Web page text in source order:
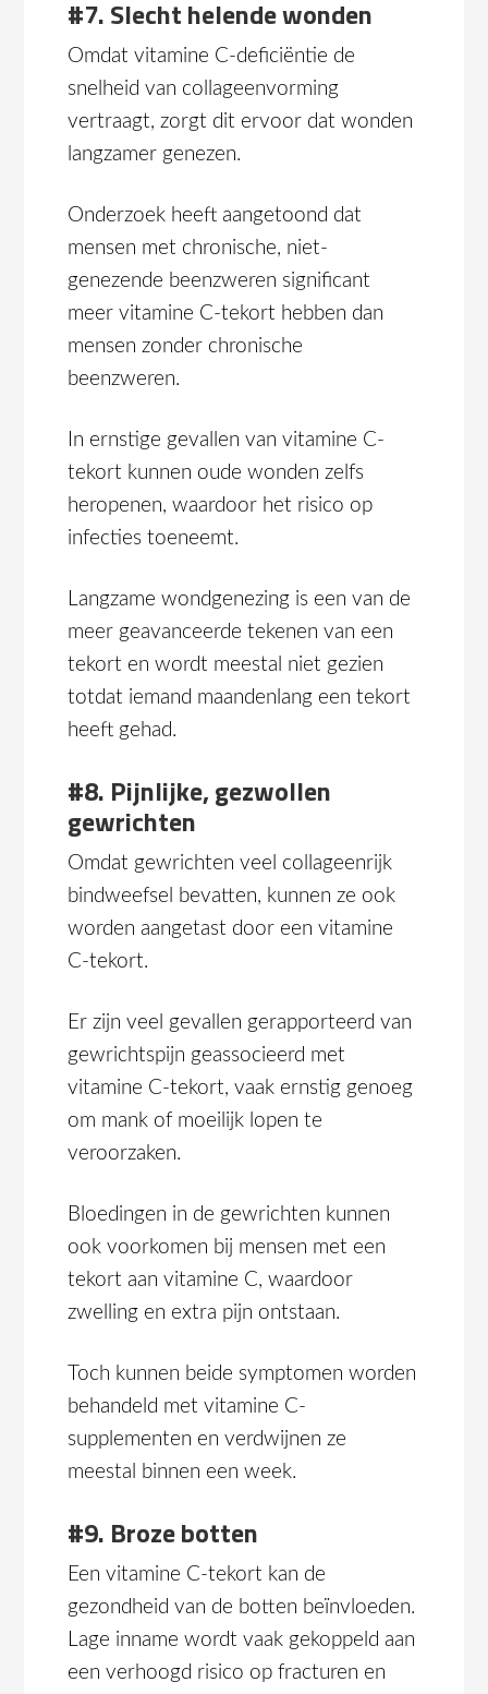
#7. Slecht helende wonden
Omdat vitamine C-deficiëntie de
snelheid van collageenvorming
vertraagt, zorgt dit ervoor dat wonden
langzamer genezen.
Onderzoek heeft aangetoond dat
mensen met chronische, niet-
genezende beenzweren significant
meer vitamine C-tekort hebben dan
mensen zonder chronische
beenzweren.
In ernstige gevallen van vitamine C-
tekort kunnen oude wonden zelfs
heropenen, waardoor het risico op
infecties toeneemt.
Langzame wondgenezing is een van de
meer geavanceerde tekenen van een
tekort en wordt meestal niet gezien
totdat iemand maandenlang een tekort
heeft gehad.
#8. Pijnlijke, gezwollen
gewrichten
Omdat gewrichten veel collageenrijk
bindweefsel bevatten, kunnen ze ook
worden aangetast door een vitamine
C-tekort.
Er zijn veel gevallen gerapporteerd van
gewrichtspijn geassocieerd met
vitamine C-tekort, vaak ernstig genoeg
om mank of moeilijk lopen te
veroorzaken.
Bloedingen in de gewrichten kunnen
ook voorkomen bij mensen met een
tekort aan vitamine C, waardoor
zwelling en extra pijn ontstaan.
Toch kunnen beide symptomen worden
behandeld met vitamine C-
supplementen en verdwijnen ze
meestal binnen een week.
#9. Broze botten
Een vitamine C-tekort kan de
gezondheid van de botten beïnvloeden.
Lage inname wordt vaak gekoppeld aan
een verhoogd risico op fracturen en